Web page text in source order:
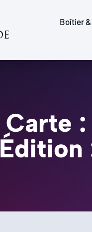
Boîtier
Carte
Édition